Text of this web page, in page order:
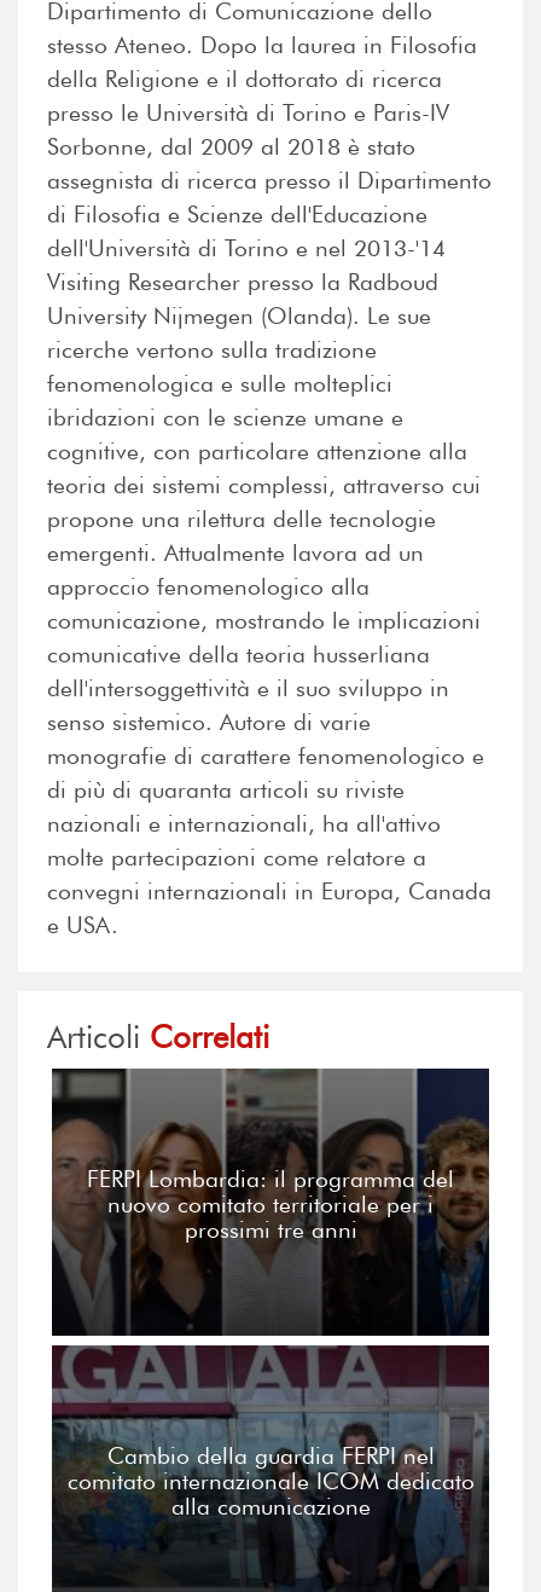
Dipartimento di Comunicazione dello
stesso Ateneo. Dopo la laurea in Filosofia
della Religione e il dottorato di ricerca
presso le Università di Torino e Paris-IV
Sorbonne, dal 2009 al 2018 è stato
assegnista di ricerca presso il Dipartimento
di Filosofia e Scienze dell'Educazione
dell'Università di Torino e nel 2013-'14
Visiting Researcher presso la Radboud
University Nijmegen (Olanda). Le sue
ricerche vertono sulla tradizione
fenomenologica e sulle molteplici
ibridazioni con le scienze umane e
cognitive, con particolare attenzione alla
teoria dei sistemi complessi, attraverso cui
propone una rilettura delle tecnologie
emergenti. Attualmente lavora ad un
approccio fenomenologico alla
comunicazione, mostrando le implicazioni
comunicative della teoria husserliana
dell'intersoggettività e il suo sviluppo in
senso sistemico. Autore di varie
monografie di carattere fenomenologico e
di più di quaranta articoli su riviste
nazionali e internazionali, ha all'attivo
molte partecipazioni come relatore a
convegni internazionali in Europa, Canada
e USA.
Articoli Correlati
FERPI Lombardia: il programma del
nuovo comitato territoriale per i
prossimi tre anni
Cambio della guardia FERPI nel
comitato internazionale ICOM dedicato
alla comunicazione